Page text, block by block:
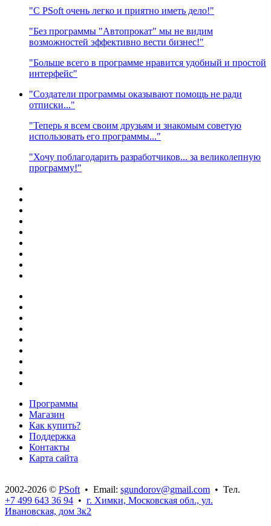
"C PSoft очень легко и приятно иметь дело!"
"Без программы "Автопрокат" мы не видим
возможностей эффективно вести бизнес!"
"Больше всего в программе нравится удобный и простой
интерфейс"
"Создатели программы оказывают помощь не ради
отписки..."
"Теперь я всем своим друзьям и знакомым советую
использовать его программы..."
"Хочу поблагодарить разработчиков... за великолепную
программу!"
Программы
Магазин
Как купить?
Поддержка
Контакты
Карта сайта
2002-2026 © PSoft • Email: sgundorov@gmail.com • Тел.
+7 499 643 36 94 • г. Химки, Московская обл., ул.
Ивановская, дом 3к2